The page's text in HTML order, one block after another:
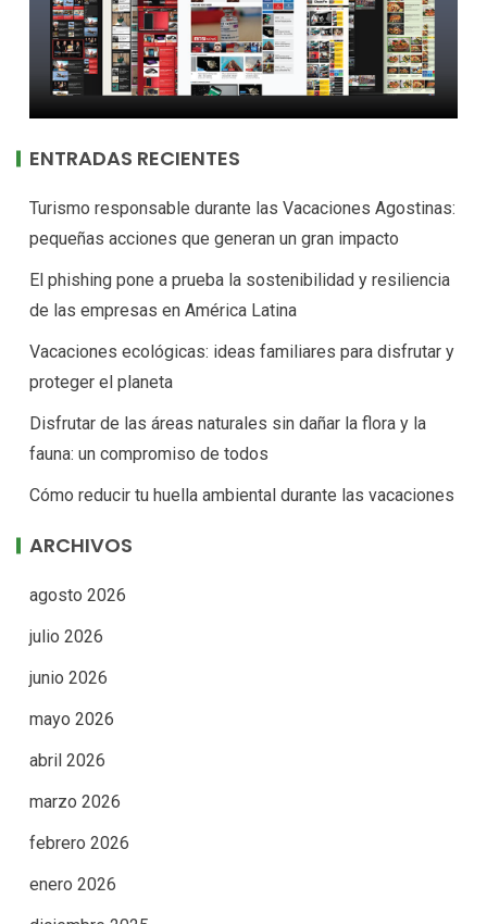
ENTRADAS RECIENTES
Turismo responsable durante las Vacaciones Agostinas:
pequeñas acciones que generan un gran impacto
El phishing pone a prueba la sostenibilidad y resiliencia
de las empresas en América Latina
Vacaciones ecológicas: ideas familiares para disfrutar y
proteger el planeta
Disfrutar de las áreas naturales sin dañar la flora y la
fauna: un compromiso de todos
Cómo reducir tu huella ambiental durante las vacaciones
ARCHIVOS
agosto 2026
julio 2026
junio 2026
mayo 2026
abril 2026
marzo 2026
febrero 2026
enero 2026